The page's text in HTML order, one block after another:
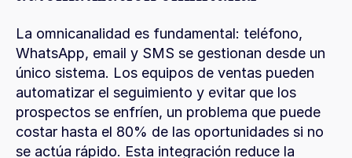
La omnicanalidad es fundamental: teléfono,
WhatsApp, email y SMS se gestionan desde un
único sistema. Los equipos de ventas pueden
automatizar el seguimiento y evitar que los
prospectos se enfríen, un problema que puede
costar hasta el 80% de las oportunidades si no
se actúa rápido. Esta integración reduce la